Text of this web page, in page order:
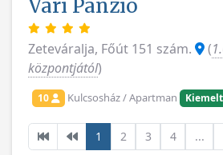
Vári Panzió
Zeteváralja, Főút 151 szám. (
központjától)
10 Kulcsosház / Apartman Kiemelt
1 2 3 4 ...